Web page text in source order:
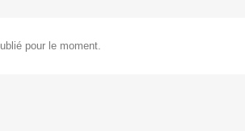
pour le moment.